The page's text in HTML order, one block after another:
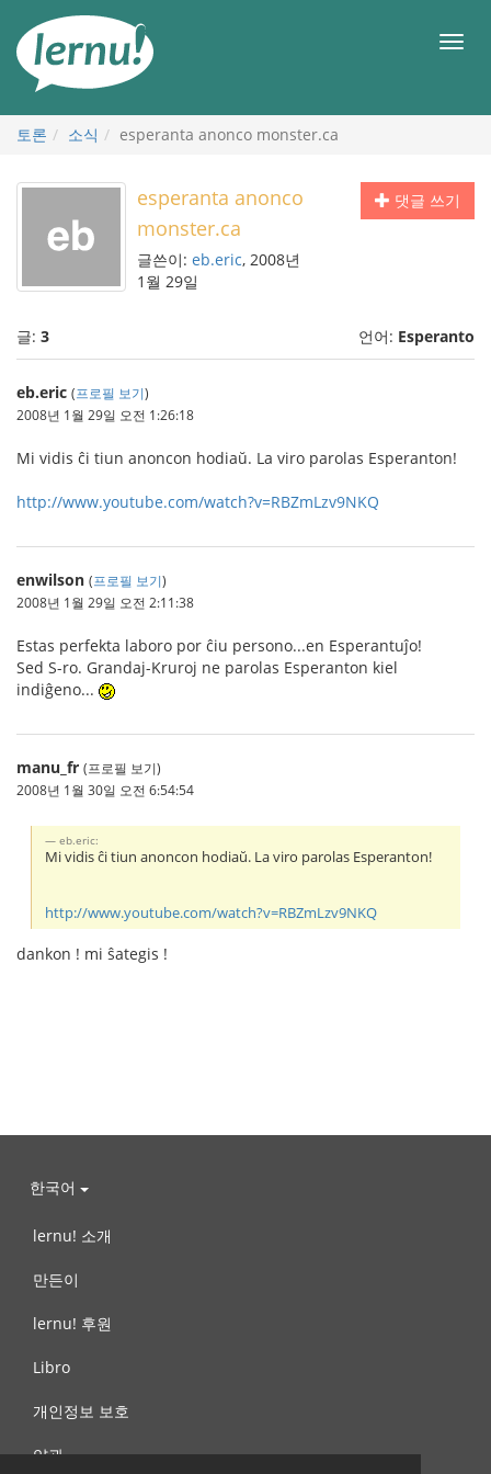
메
토론 소식 esperanta anonco monster.ca
댓글 쓰기
esperanta anonco
monster.ca
글쓴이: eb.eric, 2008년
1월 29일
글: 3 언어: Esperanto
eb.eric (프로필 보기)
2008년 1월 29일 오전 1:26:18
Mi vidis ĉi tiun anoncon hodiaŭ. La viro parolas Esperanton!
http://www.youtube.com/watch?v=RBZmLzv9NKQ
enwilson (프로필 보기)
2008년 1월 29일 오전 2:11:38
Estas perfekta laboro por ĉiu persono...en Esperantuĵo!
Sed S-ro. Grandaj-Kruroj ne parolas Esperanton kiel
indiĝeno...
manu_fr (프로필 보기)
2008년 1월 30일 오전 6:54:54
eb.eric:
Mi vidis ĉi tiun anoncon hodiaŭ. La viro parolas Esperanton!
http://www.youtube.com/watch?v=RBZmLzv9NKQ
dankon ! mi ŝategis !
한국어
lernu! 소개
만든이
lernu! 후원
Libro
개인정보 보호
약관